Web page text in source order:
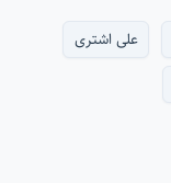
علی اشتری